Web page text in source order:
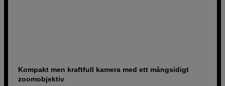
Kompakt men kraftfull kamera med ett mångsidigt
zoomobjektiv